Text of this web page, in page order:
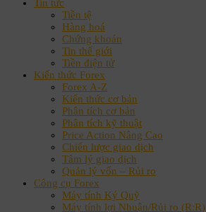
Tin tức
Tiền tệ
Hàng hoá
Chứng khoán
Tin thế giới
Tiền điện tử
Kiến thức Forex
Forex A-Z
Kiến thức cơ bản
Phân tích cơ bản
Phân tích kỹ thuật
Price Action Nâng Cao
Chiến lược giao dịch
Tâm lý giao dịch
Quản lý vốn – Rủi ro
Công cụ Forex
Máy tính Ký Quỹ
Máy tính lợi Nhuận/Rủi ro (R:R)